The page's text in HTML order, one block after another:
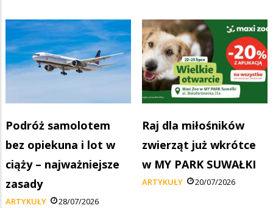
Podróż samolotem
bez opiekuna i lot w
ciąży – najważniejsze
zasady
ARTYKUŁY 28/07/2026
Raj dla miłośników
zwierząt już wkrótce
w MY PARK SUWAŁKI
ARTYKUŁY 20/07/2026